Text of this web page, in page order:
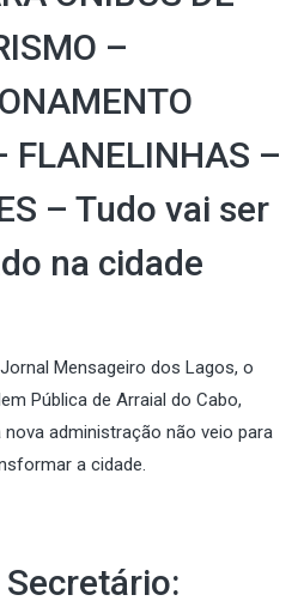
–
FLANELINHAS –
– Tudo vai ser
na cidade
Mensageiro dos Lagos, o
Pública de Arraial do Cabo,
administração não veio para
a cidade.